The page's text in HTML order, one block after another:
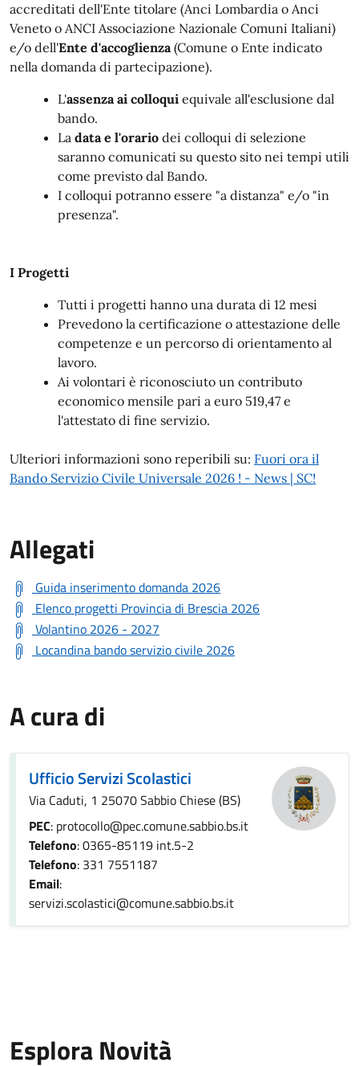
accreditati dell'Ente titolare (Anci Lombardia o Anci
Veneto o ANCI Associazione Nazionale Comuni Italiani)
e/o dell'Ente d'accoglienza (Comune o Ente indicato
nella domanda di partecipazione).
L'assenza ai colloqui equivale all'esclusione dal
bando.
La data e l'orario dei colloqui di selezione
saranno comunicati su questo sito nei tempi utili
come previsto dal Bando.
I colloqui potranno essere "a distanza" e/o "in
presenza".
I Progetti
Tutti i progetti hanno una durata di 12 mesi
Prevedono la certificazione o attestazione delle
competenze e un percorso di orientamento al
lavoro.
Ai volontari è riconosciuto un contributo
economico mensile pari a euro 519,47 e
l'attestato di fine servizio.
Ulteriori informazioni sono reperibili su: Fuori ora il
Bando Servizio Civile Universale 2026 ! - News | SC!
Allegati
Guida inserimento domanda 2026
Elenco progetti Provincia di Brescia 2026
Volantino 2026 - 2027
Locandina bando servizio civile 2026
A cura di
Ufficio Servizi Scolastici
Via Caduti, 1 25070 Sabbio Chiese (BS)
PEC: protocollo@pec.comune.sabbio.bs.it
Telefono: 0365-85119 int.5-2
Telefono: 331 7551187
Email:
servizi.scolastici@comune.sabbio.bs.it
Esplora Novità